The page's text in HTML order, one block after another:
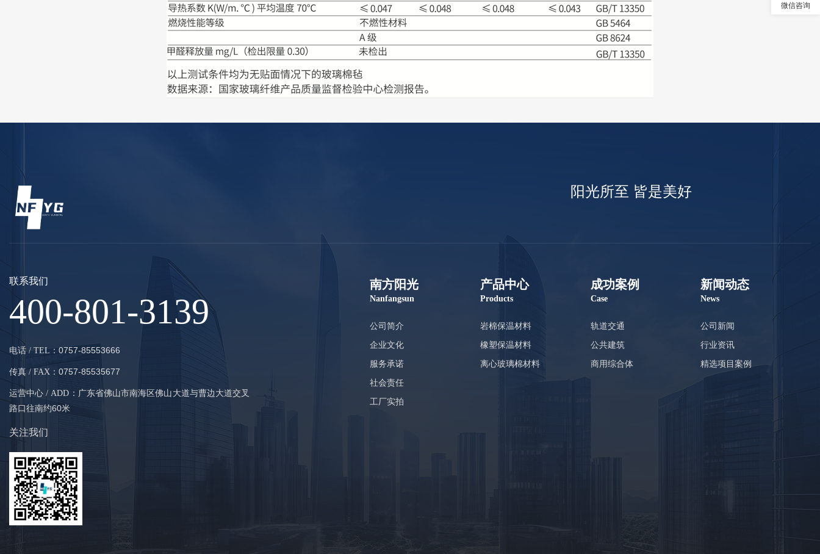
阳光所至 皆是美好
南方阳光
Nanfangsun
公司简介
企业文化
服务承诺
社会责任
工厂实拍
产品中心
Products
岩棉保温材料
橡塑保温材料
离心玻璃棉材料
成功案例
Case
轨道交通
公共建筑
商用综合体
新闻动态
News
公司新闻
行业资讯
精选项目案例
联系我们
400-801-3139
电话 / TEL： 0757-85553666
传真 / FAX： 0757-85535677
运营中心 / ADD： 广东省佛山市南海区佛山大道与曹边大道交叉
路口往南约60米
关注我们
微信咨询